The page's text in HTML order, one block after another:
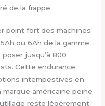
de la frappe.
point fort des machines
ou 6Ah de la gamme
jusqu’à 800
Cette endurance
intempestives en
américaine peine
reste légèrement